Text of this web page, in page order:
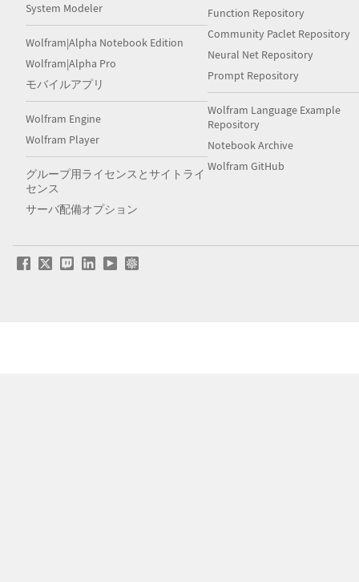
System Modeler
Wolfram|Alpha Notebook Edition
Wolfram|Alpha Pro
モバイルアプリ
Wolfram Engine
Wolfram Player
グループ用ライセンスとサイトライ
センス
サーバ配備オプション
Function Repository
Community Paclet Repository
Neural Net Repository
Prompt Repository
Wolfram Language Example
Repository
Notebook Archive
Wolfram GitHub